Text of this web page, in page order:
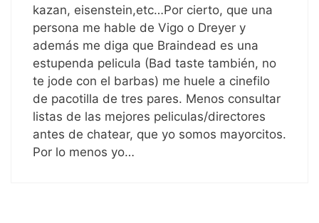
kazan, eisenstein,etc…Por cierto, que una
persona me hable de Vigo o Dreyer y
además me diga que Braindead es una
estupenda pelicula (Bad taste también, no
te jode con el barbas) me huele a cinefilo
de pacotilla de tres pares. Menos consultar
listas de las mejores peliculas/directores
antes de chatear, que yo somos mayorcitos.
Por lo menos yo…